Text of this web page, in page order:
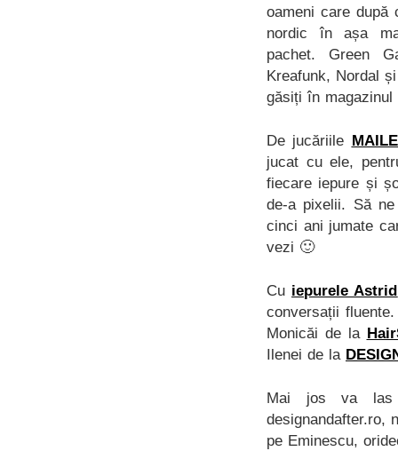
oameni care
nordic în așa
pachet. Green
Kreafunk, Nordal
găsiți în
De jucăriile
jucat cu ele,
fiecare iepure și
de-a pixelii. Să
cinci ani jumate
vezi 🙂
Cu iepurele Astrid
conversații
Monicăi de la
Ilenei de la
Mai jos va las
designandafter.ro,
pe Eminescu,